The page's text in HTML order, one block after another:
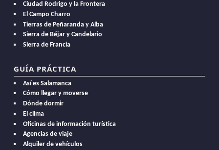
Ciudad Rodrigo y la Frontera
El Campo Charro
Tierras de Peñaranda y Alba
Sierra de Béjar y Candelario
Sierra de Francia
GUÍA PRÁCTICA
Así es Salamanca
Cómo llegar y moverse
Dónde dormir
El clima
Oficinas de información turística
Agencias de viaje
Alquiler de vehículos